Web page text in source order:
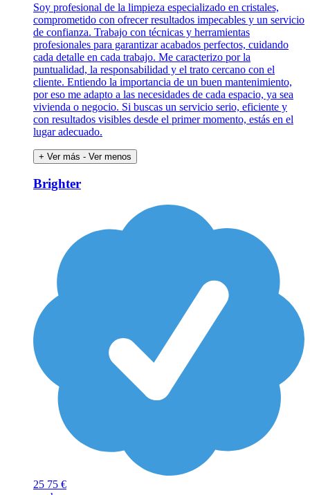
Soy profesional de la limpieza especializado en cristales,
comprometido con ofrecer resultados impecables y un servicio
de confianza. Trabajo con técnicas y herramientas
profesionales para garantizar acabados perfectos, cuidando
cada detalle en cada trabajo. Me caracterizo por la
puntualidad, la responsabilidad y el trato cercano con el
cliente. Entiendo la importancia de un buen mantenimiento,
por eso me adapto a las necesidades de cada espacio, ya sea
vivienda o negocio. Si buscas un servicio serio, eficiente y
con resultados visibles desde el primer momento, estás en el
lugar adecuado.
+ Ver más - Ver menos
Brighter
25 75 €